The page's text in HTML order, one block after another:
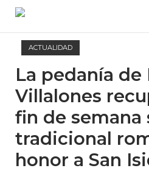
Skip
content
ACTUALIDAD
La pedanía de
Villalones
fin de semana
tradicional
honor a San